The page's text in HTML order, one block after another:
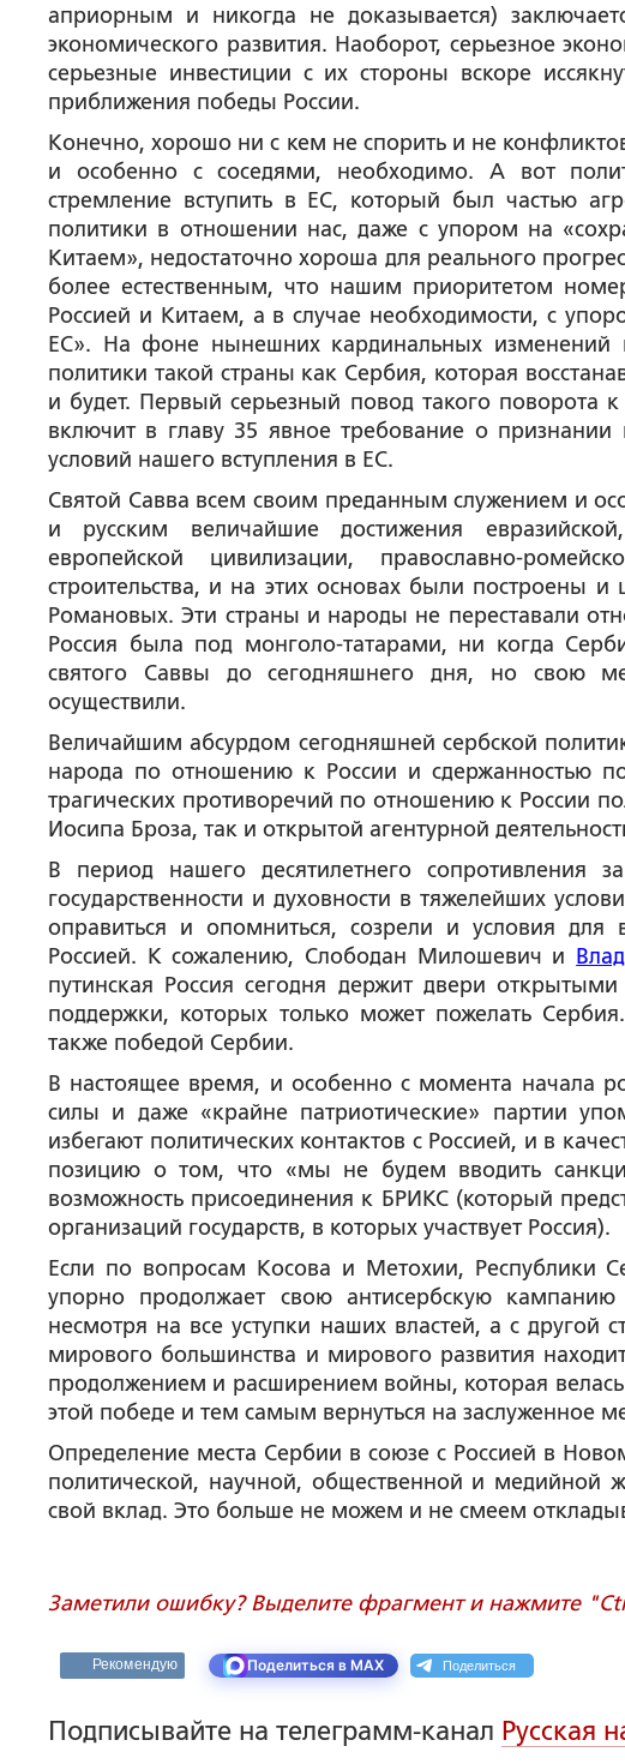
априорным и никогда не доказывается)
экономического развития. Наоборот, серьезное
серьезные инвестиции с их стороны вскоре
приближения победы России.
Конечно, хорошо ни с кем не спорить и не
и особенно с соседями, необходимо. А вот
стремление вступить в ЕС, который был частью
политики в отношении нас, даже с упором на
Китаем», недостаточно хороша для реального
более естественным, что нашим приоритетом
Россией и Китаем, а в случае необходимости, с
ЕС». На фоне нынешних кардинальных изменений
политики такой страны как Сербия, которая
и будет. Первый серьезный повод такого поворота
включит в главу 35 явное требование о признании
условий нашего вступления в ЕС.
Святой Савва всем своим преданным служением и
и русским величайшие достижения
европейской цивилизации, православно-
строительства, и на этих основах были построены
Романовых. Эти страны и народы не переставали
Россия была под монголо-татарами, ни когда
святого Саввы до сегодняшнего дня, но свою
осуществили.
Величайшим абсурдом сегодняшней сербской
народа по отношению к России и сдержанностью
трагических противоречий по отношению к России
Иосипа Броза, так и открытой агентурной
В период нашего десятилетнего сопротивления
государственности и духовности в тяжелейших
оправиться и опомниться, созрели и условия для
Россией. К сожалению, Слободан Милошевич и
путинская Россия сегодня держит двери
поддержки, которых только может пожелать
также победой Сербии.
В настоящее время, и особенно с момента начала
силы и даже «крайне патриотические» партии
избегают политических контактов с Россией, и в
позицию о том, что «мы не будем вводить
возможность присоединения к БРИКС (который
организаций государств, в которых участвует Россия).
Если по вопросам Косова и Метохии, Республики
упорно продолжает свою антисербскую
несмотря на все уступки наших властей, а с другой
мирового большинства и мирового развития
продолжением и расширением войны, которая велась
этой победе и тем самым вернуться на заслуженное
Определение места Сербии в союзе с Россией в
политической, научной, общественной и медийной
свой вклад. Это больше не можем и не смеем
Заметили ошибку? Выделите фрагмент и нажмите
Рекомендую Поделиться в MAX Поделиться
Подписывайте на телеграмм-канал Русская